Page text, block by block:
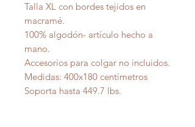
Talla XL con bordes tejidos en
macramé.
100% algodón- artículo hecho a
mano.
Accesorios para colgar no incluidos.
Medidas: 400x180 centímetros
Soporta hasta 449.7 lbs.